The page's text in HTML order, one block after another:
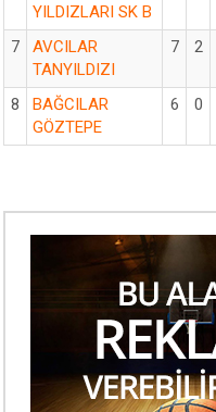
YILDIZLARI SK B
7
AVCILAR
TANYILDIZI
7 2
8
BAĞCILAR
GÖZTEPE
6 0